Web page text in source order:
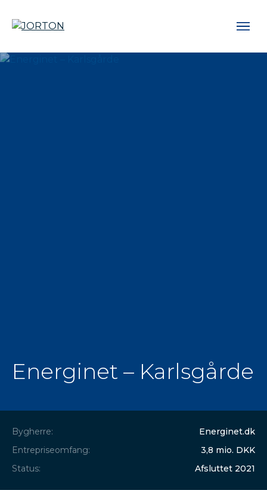
Energinet – Karlsgårde
Bygherre:
Energinet.dk
Entrepriseomfang:
3,8 mio. DKK
Status:
Afsluttet 2021